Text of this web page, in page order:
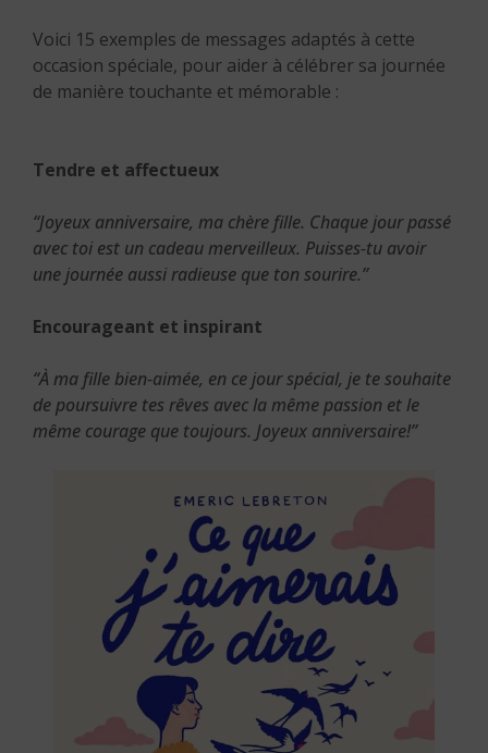
Voici 15 exemples de messages adaptés à cette
occasion spéciale, pour aider à célébrer sa journée
de manière touchante et mémorable :
Tendre et affectueux
“Joyeux anniversaire, ma chère fille. Chaque jour passé
avec toi est un cadeau merveilleux. Puisses-tu avoir
une journée aussi radieuse que ton sourire.”
Encourageant et inspirant
“À ma fille bien-aimée, en ce jour spécial, je te souhaite
de poursuivre tes rêves avec la même passion et le
même courage que toujours. Joyeux anniversaire!”